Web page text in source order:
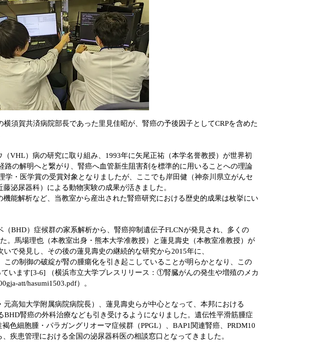
須賀共済病院部長であった里見佳昭が、腎癌の予後因子としてCRPを含めた
VHL）病の研究に取り組み、1993年に矢尾正祐（本学名誉教授）が世界初
の解明へと繋がり、腎癌へ血管新生阻害剤を標準的に用いることへの理論
・医学賞の受賞対象となりましたが、ここでも岸田健（神奈川県立がんセ
泌尿器科）による動物実験の成果が活きました。
能解析など、当教室から産出された腎癌研究における歴史的成果は枚挙にい
BHD）症候群の家系解析から、腎癌抑制遺伝子FLCNが発見され、多くの
。馬場理也（本教室出身・熊本大学准教授）と蓮見壽史（本教室准教授）が
で発見し、その後の蓮見壽史の継続的な研究から2015年に、
の制御の破綻が腎の腫瘍化を引き起こしていることが明らかとなり、この
います[3-6] （横浜市立大学プレスリリース：①腎臓がんの発生や増殖のメカ
att/hasumi1503.pdf）。
高知大学附属病院病院長）、蓮見壽史らが中心となって、本邦における
腎癌の外科治療なども引き受けるようになりました。遺伝性平滑筋腫症
色細胞腫・パラガングリオーマ症候群（PPGL）、BAP1関連腎癌、PRDM10
疾患管理における全国の泌尿器科医の相談窓口となってきました。